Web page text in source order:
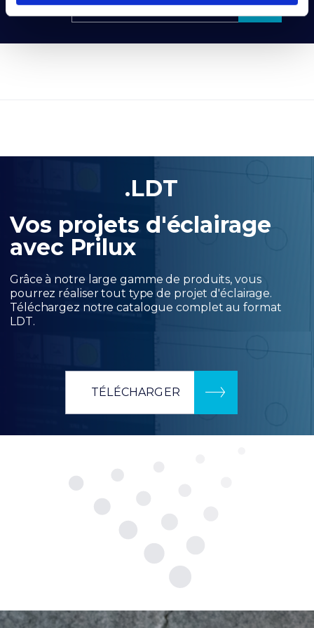
Rechercher des produits
.LDT
Vos projets d'éclairage
avec Prilux
Grâce à notre large gamme de produits, vous
pourrez réaliser tout type de projet d'éclairage.
Téléchargez notre catalogue complet au format
LDT.
TÉLÉCHARGER